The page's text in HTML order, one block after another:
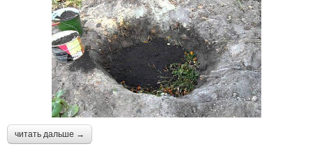
читать дальше →